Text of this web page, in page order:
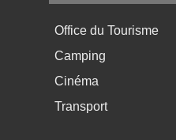
Menu pratique bas
Office du Tourisme
Camping
Cinéma
Transport